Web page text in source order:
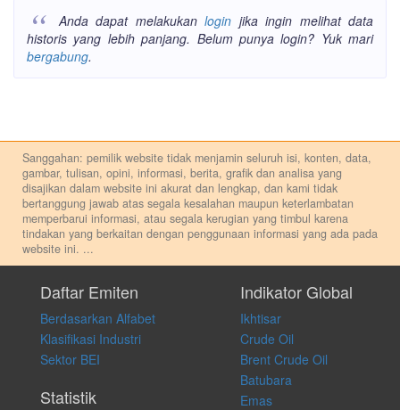
Anda dapat melakukanlogin jika ingin melihat data
historis yang lebih panjang. Belum punya login? Yuk mari
bergabung.
Sanggahan: pemilik website tidak menjamin seluruh isi, konten, data,
gambar, tulisan, opini, informasi, berita, grafik dan analisa yang
disajikan dalam website ini akurat dan lengkap, dan kami tidak
bertanggung jawab atas segala kesalahan maupun keterlambatan
memperbarui informasi, atau segala kerugian yang timbul karena
tindakan yang berkaitan dengan penggunaan informasi yang ada pada
website ini. ...
pribadi. Kami tidak memberi anjuran, saran, rekomendasi untuk
membeli, menjual atau melakukan aktivitas lain yang terkait dengan
transaksi perdagangan apapun, dan kami tidak bertanggung jawab
atas keputusan investasi yang dilakukan dalam kondisi dan situasi
apapun juga, yang diakibatkan secara langsung maupun tidak
langsung atas konten pada website ini.
Daftar Emiten
Berdasarkan Alfabet
Klasifikasi Industri
Sektor BEI
Statistik
Indikator Global
Ikhtisar
Crude Oil
Brent Crude Oil
Batubara
Emas